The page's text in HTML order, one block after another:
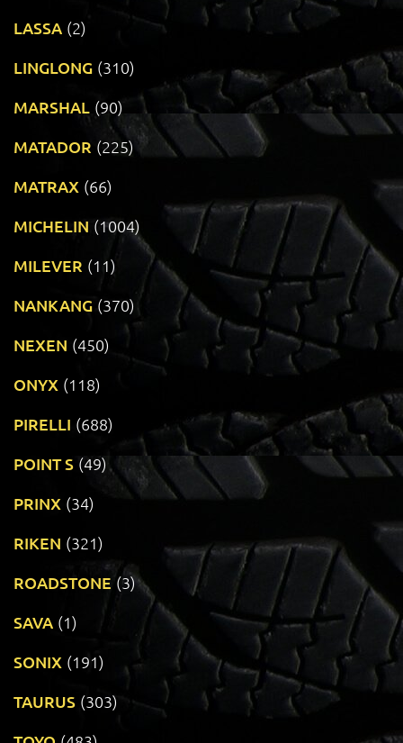
LASSA (2)
LINGLONG (310)
MARSHAL (90)
MATADOR (225)
MATRAX (66)
MICHELIN (1004)
MILEVER (11)
NANKANG (370)
NEXEN (450)
ONYX (118)
PIRELLI (688)
POINT S (49)
PRINX (34)
RIKEN (321)
ROADSTONE (3)
SAVA (1)
SONIX (191)
TAURUS (303)